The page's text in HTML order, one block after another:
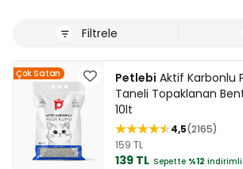
Filtrele
Çok Satan Petlebi Aktif Karbonlu
Taneli Topaklanan
10lt
4,5 2165
159 TL
139 TL Sepette %12 indirimli